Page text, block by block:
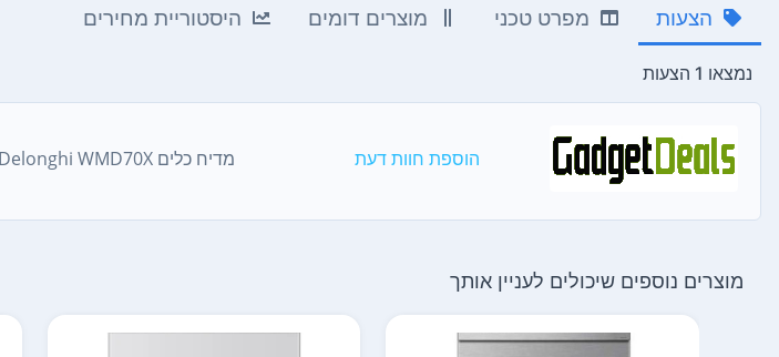
הצעות מפרט טכני מוצרים דומים היסטוריית מחירים
נמצאו 1 הצעות
הוספת חוות דעת מדיח כלים Delonghi WMD70X דה לונגי
מוצרים נוספים שיכולים לעניין אותך